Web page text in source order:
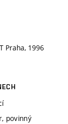
Praha, 1996
povinný